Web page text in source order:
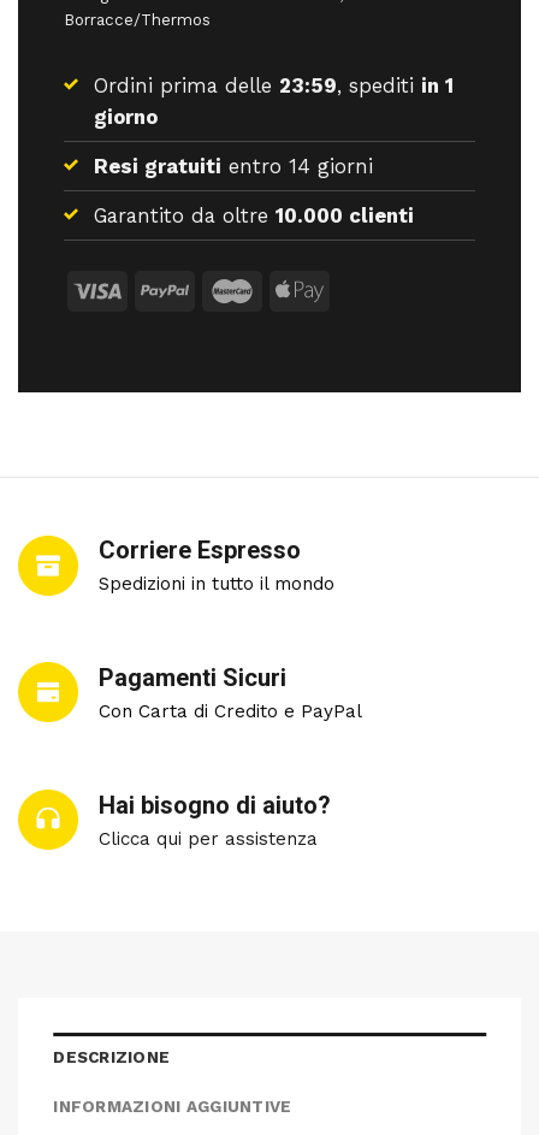
Borracce/Thermos
Ordini prima delle 23:59, spediti in 1
giorno
Resi gratuiti entro 14 giorni
Garantito da oltre 10.000 clienti
Corriere Espresso
Spedizioni in tutto il mondo
Pagamenti Sicuri
Con Carta di Credito e PayPal
Hai bisogno di aiuto?
Clicca qui per assistenza
DESCRIZIONE
INFORMAZIONI AGGIUNTIVE